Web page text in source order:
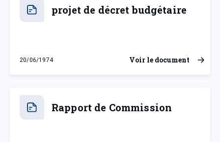
projet de décret budgétaire
20/06/1974
jeudi 20 juin 1974
Voir le document
Rapport de Commission